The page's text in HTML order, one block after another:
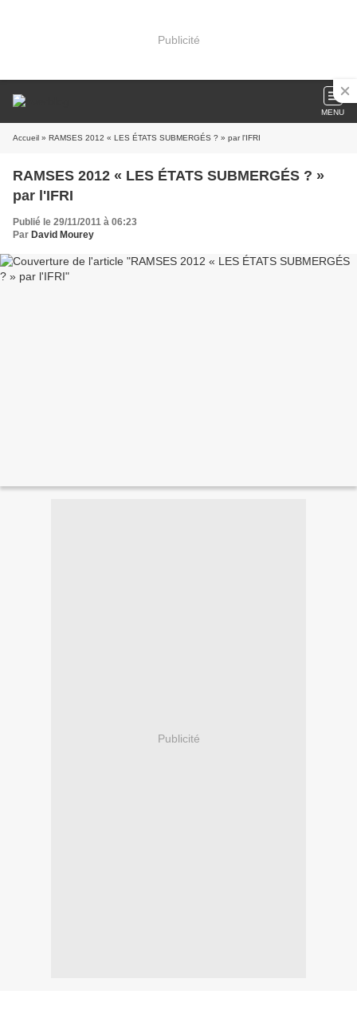
Publicité
MENU
Accueil » RAMSES 2012 « LES ÉTATS SUBMERGÉS ? » par l'IFRI
RAMSES 2012 « LES ÉTATS SUBMERGÉS ? »
par l'IFRI
Publié le 29/11/2011 à 06:23
Par David Mourey
Publicité